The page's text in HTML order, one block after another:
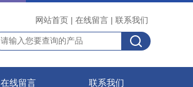
网站首页 | 在线留言 | 联系我们
在线留言 联系我们